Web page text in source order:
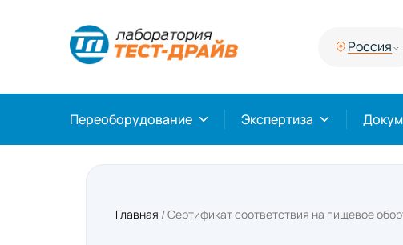
Россия
Переоборудование Экспертиза
Главная /Сертификат соответствия на пищевое